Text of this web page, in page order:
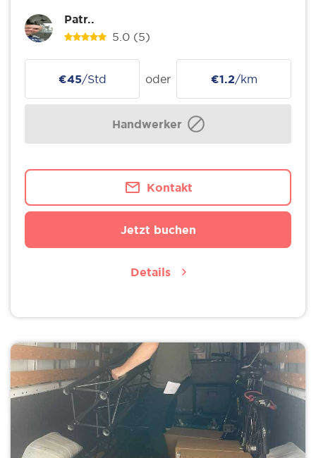
Patr..
5.0 (5)
€45/Std oder €1.2/km
Handwerker
Kontakt
Jetzt buchen
Details